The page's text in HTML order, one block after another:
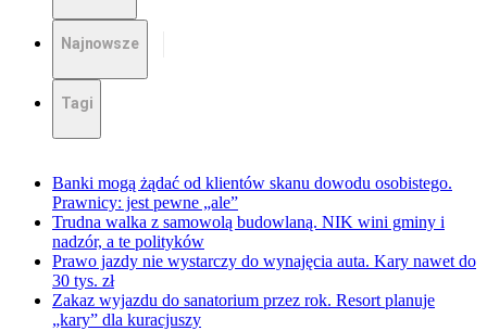
Najnowsze
Tagi
Banki mogą żądać od klientów skanu dowodu osobistego.
Prawnicy: jest pewne „ale”
Trudna walka z samowolą budowlaną. NIK wini gminy i
nadzór, a te polityków
Prawo jazdy nie wystarczy do wynajęcia auta. Kary nawet do
30 tys. zł
Zakaz wyjazdu do sanatorium przez rok. Resort planuje
„kary” dla kuracjuszy